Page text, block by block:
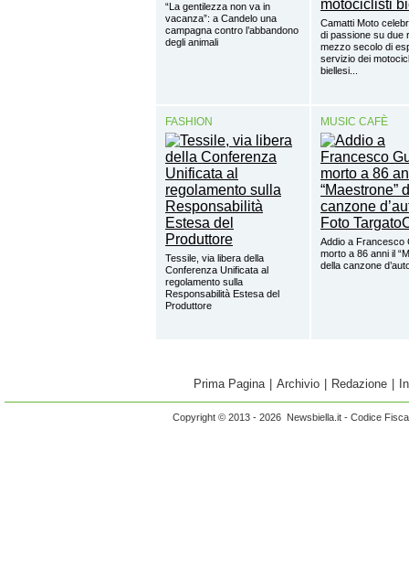
“La gentilezza non va in
vacanza”: a Candelo una
campagna contro l’abbandono
degli animali
Camatti Moto
di passione su due
mezzo secolo di
servizio dei
biellesi...
FASHION
Tessile, via libera della
Conferenza Unificata al
regolamento sulla
Responsabilità Estesa del
Produttore
MUSIC CAFÈ
Addio a Francesco
morto a 86 anni il
della canzone
Prima Pagina Archivio Redazione
Copyright © 2013 - 2026 Newsbiella.it - Codice